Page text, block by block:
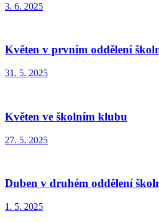
3. 6. 2025
Květen v prvním oddělení
31. 5. 2025
Květen ve školním klubu
27. 5. 2025
Duben v druhém oddělení
1. 5. 2025